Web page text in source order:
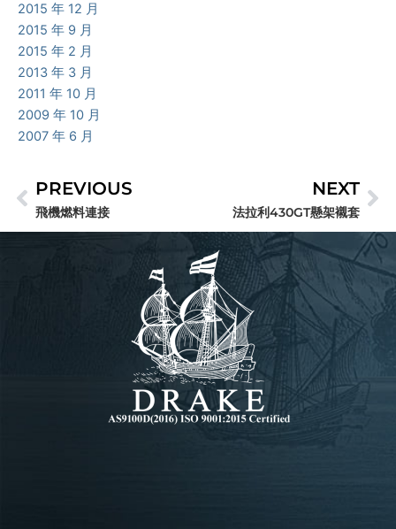
2015 年 12 月
2015 年 9 月
2015 年 2 月
2013 年 3 月
2011 年 10 月
2009 年 10 月
2007 年 6 月
上一頁
PREVIOUS
飛機燃料連接
NEXT
法拉利430GT懸架襯套
下